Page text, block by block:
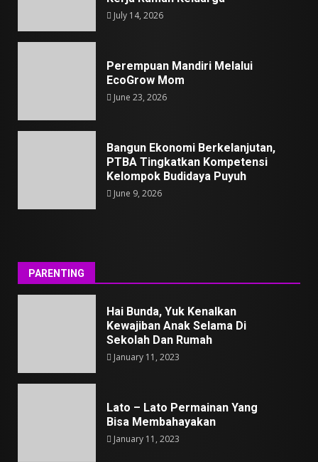
July 14, 2026
Perempuan Mandiri Melalui
EcoGrow Mom
June 23, 2026
Bangun Ekonomi Berkelanjutan,
PTBA Tingkatkan Kompetensi
Kelompok Budidaya Puyuh
June 9, 2026
PARENTING
Hai Bunda, Yuk Kenalkan
Kewajiban Anak Selama Di
Sekolah Dan Rumah
January 11, 2023
Lato – Lato Permainan Yang
Bisa Membahayakan
January 11, 2023